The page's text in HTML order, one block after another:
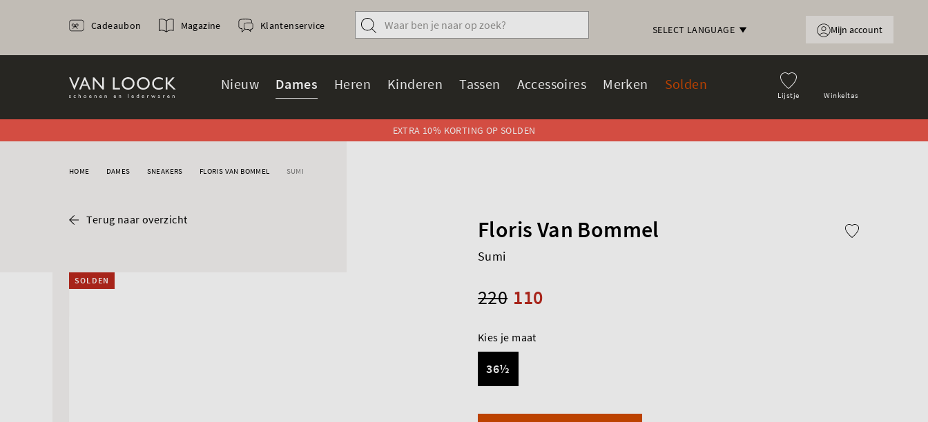
SELECT LANGUAGE
Lijstje Winkeltas
Nieuw Dames Heren Kinderen Tassen Accessoires Merken Solden
Cadeaubon Magazine Klantenservice Mijn account
EXTRA 10% KORTING OP SOLDEN
HOME DAMES SNEAKERS FLORIS VAN BOMMEL SUMI
Terug naar overzicht
SOLDEN
Floris Van Bommel
Sumi
110
220
Kies je maat
36½